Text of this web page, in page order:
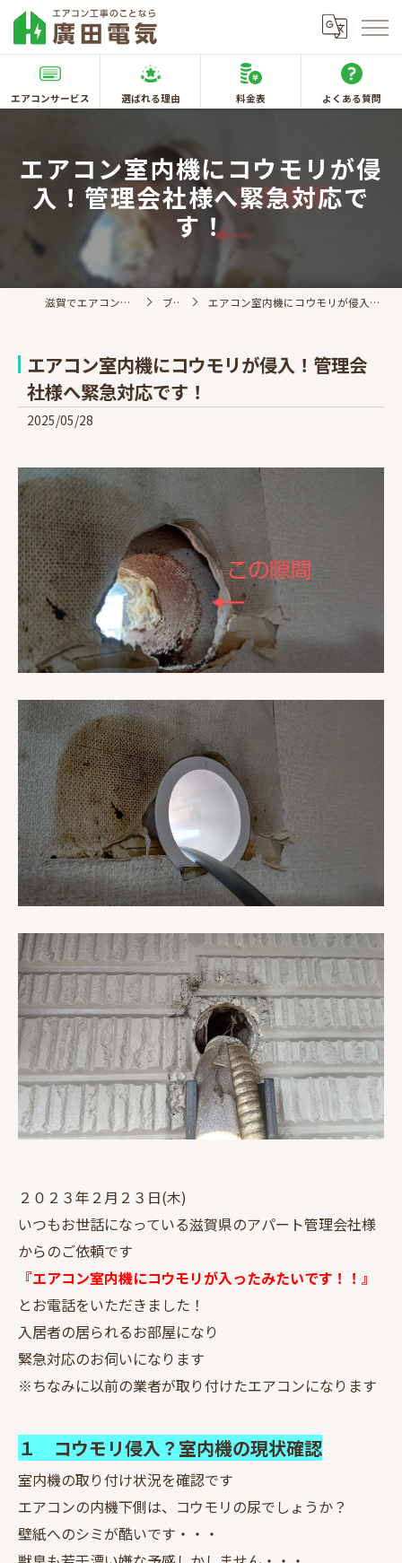
エアコンサービス 選ばれる理由 料金表 よくある質問
エアコン室内機にコウモリが侵
入！管理会社様へ緊急対応で
す！
滋賀でエアコン取付なら廣田電気 ブログ エアコン室内機にコウモリが侵入！管理会社様へ緊急対応です！
エアコン室内機にコウモリが侵入！管理会
社様へ緊急対応です！
2025/05/28
２０２３年２月２３日(木)
いつもお世話になっている滋賀県のアパート管理会社様
からのご依頼です
『エアコン室内機にコウモリが入ったみたいです！！』
とお電話をいただきました！
入居者の居られるお部屋になり
緊急対応のお伺いになります
※ちなみに以前の業者が取り付けたエアコンになります
１ コウモリ侵入？室内機の現状確認
室内機の取り付け状況を確認です
エアコンの内機下側は、コウモリの尿でしょうか？
壁紙へのシミが酷いです・・・